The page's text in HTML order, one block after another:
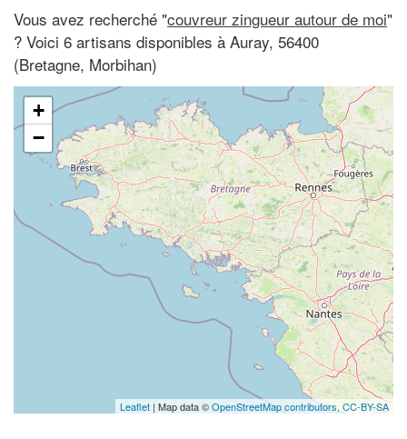
Vous avez recherché "couvreur zingueur autour de moi"
? Voici 6 artisans disponibles à Auray, 56400
(Bretagne, Morbihan)
+
−
Leaflet | Map data ©OpenStreetMap contributors, CC-BY-SA